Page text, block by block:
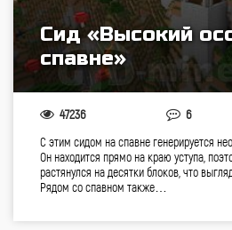
Сид «Высокий
спавне»
47236 6
С этим сидом на спавне генерируется
Он находится прямо на краю уступа,
растянулся на десятки блоков, что
Рядом со спавном также…